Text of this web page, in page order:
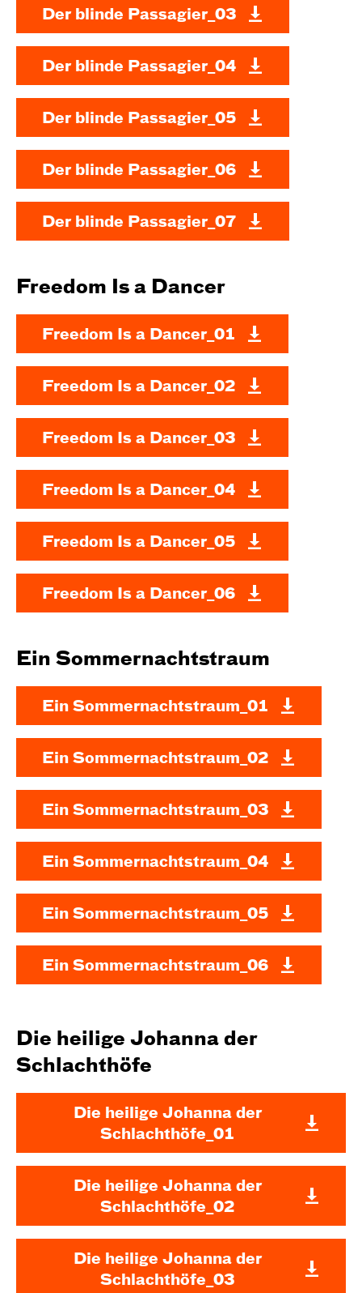
Der blinde Passagier_03
Der blinde Passagier_04
Der blinde Passagier_05
Der blinde Passagier_06
Der blinde Passagier_07
Freedom Is a Dancer
Freedom Is a Dancer_01
Freedom Is a Dancer_02
Freedom Is a Dancer_03
Freedom Is a Dancer_04
Freedom Is a Dancer_05
Freedom Is a Dancer_06
Ein Sommernachtstraum
Ein Sommernachtstraum_01
Ein Sommernachtstraum_02
Ein Sommernachtstraum_03
Ein Sommernachtstraum_04
Ein Sommernachtstraum_05
Ein Sommernachtstraum_06
Die heilige Johanna der
Schlacht­höfe
Die heilige Johanna der
Schlacht­höfe_01
Die heilige Johanna der
Schlacht­höfe_02
Die heilige Johanna der
Schlacht­höfe_03